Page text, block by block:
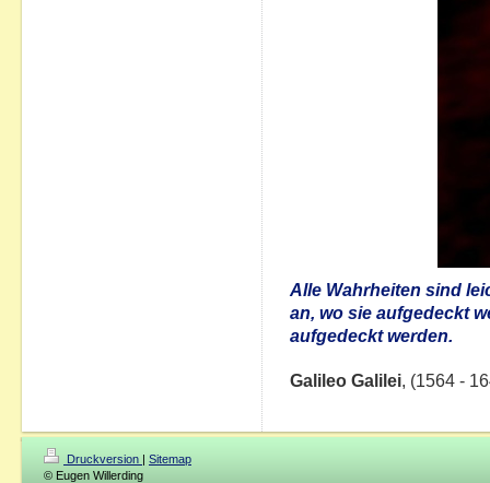
Alle Wahrheiten sind
an, wo sie aufgedeckt
aufgedeckt werden.
Galileo Galilei, (1564 -
Druckversion | Sitemap
© Eugen Willerding